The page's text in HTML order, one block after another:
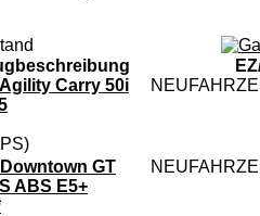
Carry 50i
GT
ABS E5+